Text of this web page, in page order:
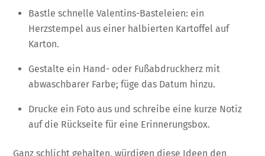
Bastle schnelle Valentins-Basteleien: ein
Herzstempel aus einer halbierten Kartoffel auf
Karton.
Gestalte ein Hand- oder Fußabdruckherz mit
abwaschbarer Farbe; füge das Datum hinzu.
Drucke ein Foto aus und schreibe eine kurze Notiz
auf die Rückseite für eine Erinnerungsbox.
Ganz schlicht gehalten, würdigen diese Ideen den